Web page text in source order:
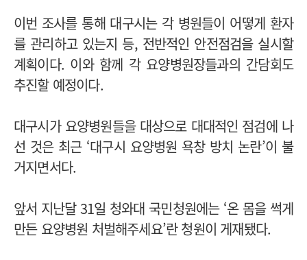
이번 조사를 통해 대구시는 각 병원들이 어떻게 환자
를 관리하고 있는지 등, 전반적인 안전점검을 실시할
계획이다. 이와 함께 각 요양병원장들과의 간담회도
추진할 예정이다.
대구시가 요양병원들을 대상으로 대대적인 점검에 나
선 것은 최근 ‘대구시 요양병원 욕창 방치 논란’이 불
거지면서다.
앞서 지난달 31일 청와대 국민청원에는 ‘온 몸을 썩게
만든 요양병원 처벌해주세요’란 청원이 게재됐다.